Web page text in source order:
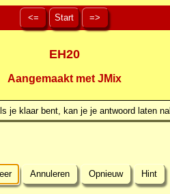
<= Start =>
EH20
Aangemaakt met JMix
je klaar bent, kan je je antwoord laten
Annuleren Opnieuw Hint